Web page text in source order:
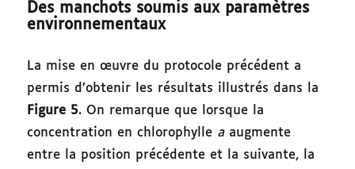
Des manchots soumis aux paramètres
environnementaux
La mise en œuvre du protocole précédent a
permis d’obtenir les résultats illustrés dans la
Figure 5. On remarque que lorsque la
concentration en chlorophylle aaugmente
entre la position précédente et la suivante, la